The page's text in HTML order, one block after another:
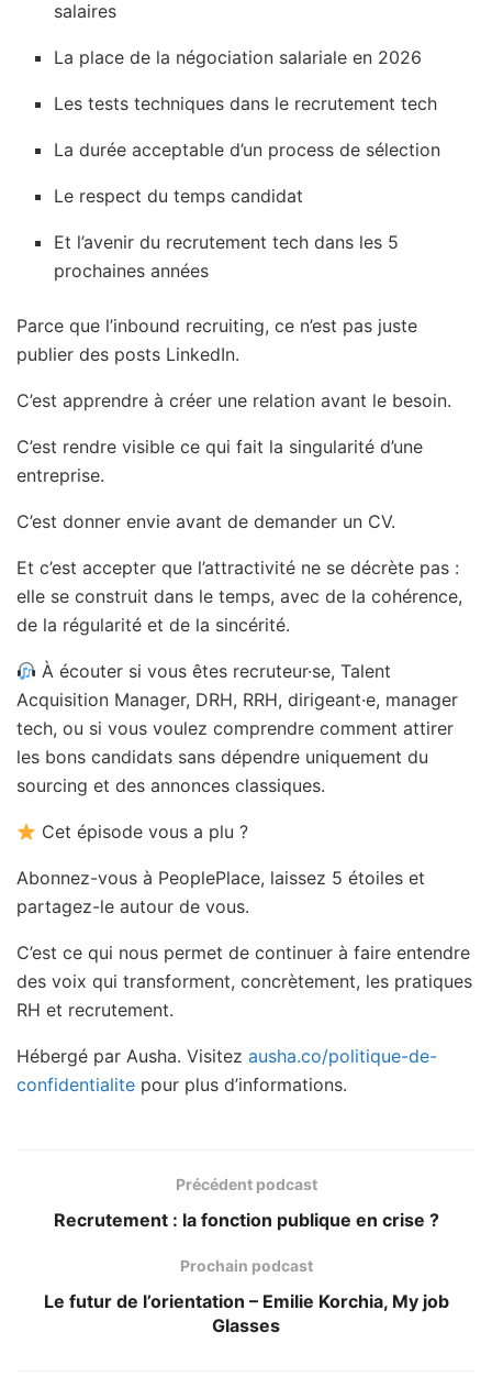
salaires
La place de la négociation salariale en 2026
Les tests techniques dans le recrutement tech
La durée acceptable d’un process de sélection
Le respect du temps candidat
Et l’avenir du recrutement tech dans les 5
prochaines années
Parce que l’inbound recruiting, ce n’est pas juste
publier des posts LinkedIn.
C’est apprendre à créer une relation avant le besoin.
C’est rendre visible ce qui fait la singularité d’une
entreprise.
C’est donner envie avant de demander un CV.
Et c’est accepter que l’attractivité ne se décrète pas :
elle se construit dans le temps, avec de la cohérence,
de la régularité et de la sincérité.
À écouter si vous êtes recruteur·se, Talent
Acquisition Manager, DRH, RRH, dirigeant·e, manager
tech, ou si vous voulez comprendre comment attirer
les bons candidats sans dépendre uniquement du
sourcing et des annonces classiques.
Cet épisode vous a plu ?
Abonnez-vous à PeoplePlace, laissez 5 étoiles et
partagez-le autour de vous.
C’est ce qui nous permet de continuer à faire entendre
des voix qui transforment, concrètement, les pratiques
RH et recrutement.
Hébergé par Ausha. Visitez ausha.co/politique-de-
confidentialite pour plus d’informations.
Précédent podcast
Recrutement : la fonction publique en crise ?
Prochain podcast
Le futur de l’orientation – Emilie Korchia, My job
Glasses